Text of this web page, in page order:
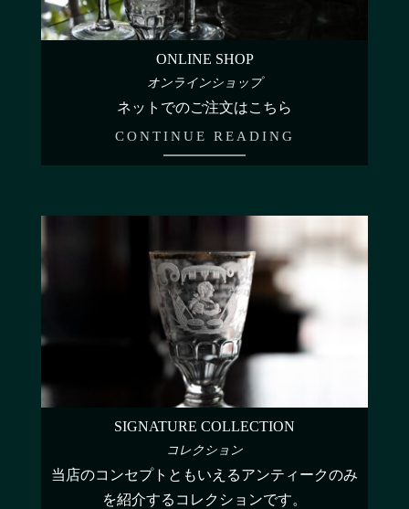
ONLINE SHOP
オンラインショップ
ネットでのご注文はこちら
CONTINUE READING
SIGNATURE COLLECTION
コレクション
当店のコンセプトともいえるアンティークのみ
を紹介するコレクションです。